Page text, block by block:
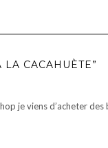
CACAHUÈTE”
je viens d’acheter